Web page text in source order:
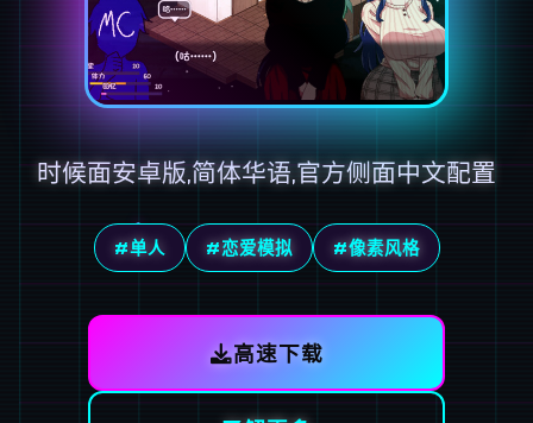
时候面安卓版,简体华语,官方侧面中文配置
#单人 #恋爱模拟 #像素风格
高速下载